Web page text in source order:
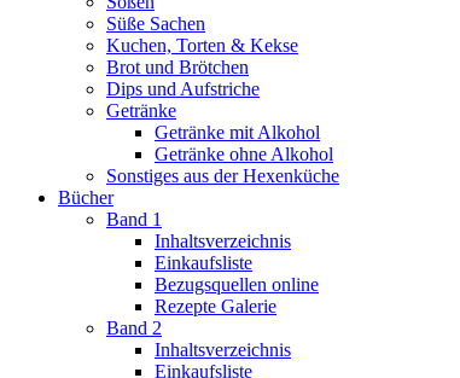
Süße Sachen
Kuchen, Torten & Kekse
Brot und Brötchen
Dips und Aufstriche
Getränke
Getränke mit Alkohol
Getränke ohne Alkohol
Sonstiges aus der Hexenküche
Bücher
Band 1
Inhaltsverzeichnis
Einkaufsliste
Bezugsquellen online
Rezepte Galerie
Band 2
Inhaltsverzeichnis
Einkaufsliste